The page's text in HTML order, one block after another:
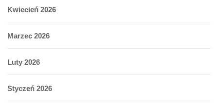
Kwiecień 2026
Marzec 2026
Luty 2026
Styczeń 2026